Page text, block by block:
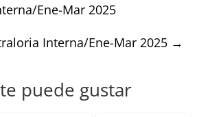
Ene-Mar 2025
Interna/Ene-Mar 2025 →
puede gustar